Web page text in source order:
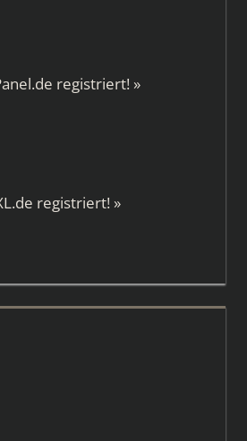
registriert! »
registriert! »